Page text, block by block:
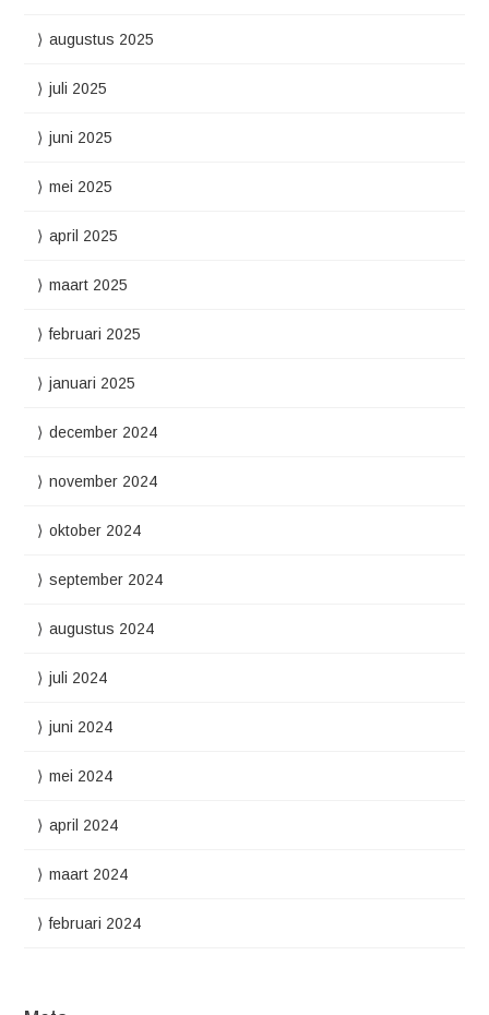
augustus 2025
juli 2025
juni 2025
mei 2025
april 2025
maart 2025
februari 2025
januari 2025
december 2024
november 2024
oktober 2024
september 2024
augustus 2024
juli 2024
juni 2024
mei 2024
april 2024
maart 2024
februari 2024